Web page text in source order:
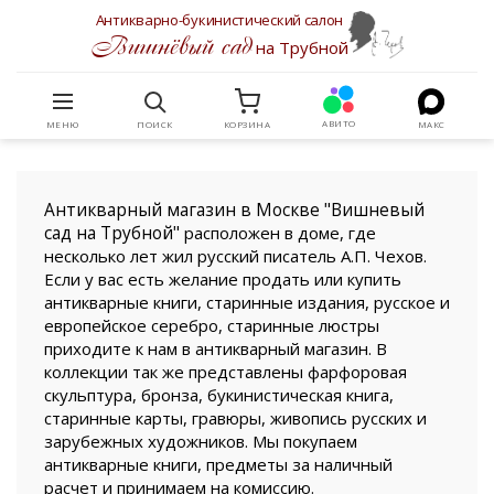
Антикварно-букинистический салон
Вишнёвый садна Трубной
МЕНЮ ПОИСК КОРЗИНА АВИТО МАКС
Антикварный магазин в Москве "Вишневый
сад на Трубной" расположен в доме, где
несколько лет жил русский писатель А.П. Чехов.
Если у вас есть желание продать или купить
антикварные книги, старинные издания, русское и
европейское серебро, старинные люстры
приходите к нам в антикварный магазин. В
коллекции так же представлены фарфоровая
скульптура, бронза, букинистическая книга,
старинные карты, гравюры, живопись русских и
зарубежных художников. Мы покупаем
антикварные книги, предметы за наличный
расчет и принимаем на комиссию.